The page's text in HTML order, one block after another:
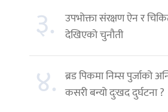
३.
उपभोक्ता संरक्षण ऐन र
देखिएको चुनौती
४. ब्रड पिकमा निम्स पुर्जाको
कसरी बन्यो दुःखद दुर्घटना ?